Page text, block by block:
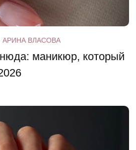
АРИНА ВЛАСОВА
маникюр, который